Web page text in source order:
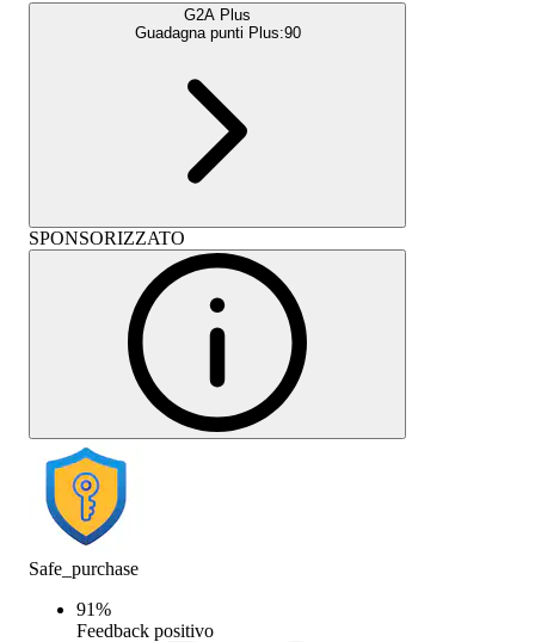
G2A Plus
Guadagna punti Plus:90
SPONSORIZZATO
Safe_purchase
91%
Feedback positivo